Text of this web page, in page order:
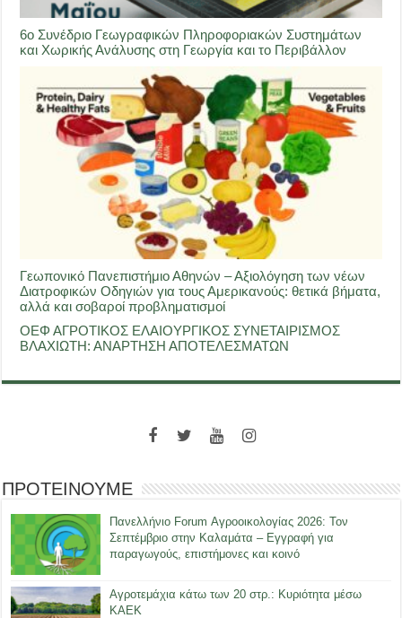
6ο Συνέδριο Γεωγραφικών Πληροφοριακών Συστημάτων
και Χωρικής Ανάλυσης στη Γεωργία και το Περιβάλλον
Γεωπονικό Πανεπιστήμιο Αθηνών – Αξιολόγηση των νέων
Διατροφικών Οδηγιών για τους Αμερικανούς: θετικά βήματα,
αλλά και σοβαροί προβληματισμοί
ΟΕΦ ΑΓΡΟΤΙΚΟΣ ΕΛΑΙΟΥΡΓΙΚΟΣ ΣΥΝΕΤΑΙΡΙΣΜΟΣ
ΒΛΑΧΙΩΤΗ: ΑΝΑΡΤΗΣΗ ΑΠΟΤΕΛΕΣΜΑΤΩΝ
ΠΡΟΤΕΙΝΟΥΜΕ
Πανελλήνιο Forum Αγροοικολογίας 2026: Τον
Σεπτέμβριο στην Καλαμάτα – Εγγραφή για
παραγωγούς, επιστήμονες και κοινό
Αγροτεμάχια κάτω των 20 στρ.: Κυριότητα μέσω
ΚΑΕΚ